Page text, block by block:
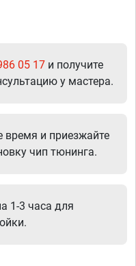
05 17 и получите
у мастера.
время и приезжайте
чип тюнинга.
1-3 часа для